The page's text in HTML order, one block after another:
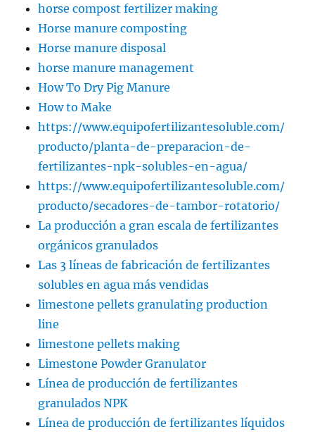
horse compost fertilizer making
Horse manure composting
Horse manure disposal
horse manure management
How To Dry Pig Manure
How to Make
https://www.equipofertilizantesoluble.com/
producto/planta-de-preparacion-de-
fertilizantes-npk-solubles-en-agua/
https://www.equipofertilizantesoluble.com/
producto/secadores-de-tambor-rotatorio/
La producción a gran escala de fertilizantes
orgánicos granulados
Las 3 líneas de fabricación de fertilizantes
solubles en agua más vendidas
limestone pellets granulating production
line
limestone pellets making
Limestone Powder Granulator
Línea de producción de fertilizantes
granulados NPK
Línea de producción de fertilizantes líquidos